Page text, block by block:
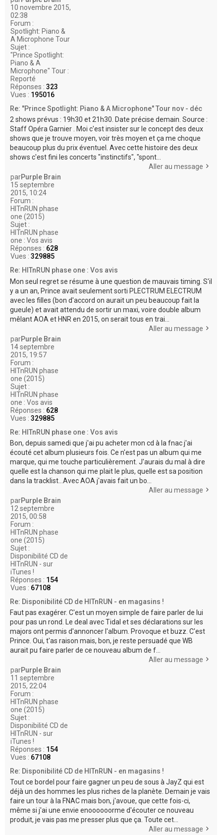
10 novembre 2015,
02:38
Forum :
Spotlight: Piano &
A Microphone Tour
Sujet :
"Prince Spotlight:
Piano & A
Microphone" Tour :
Reporté
Réponses : 323
Vues : 195016
Re: "Prince Spotlight: Piano & A Microphone" Tour nov - déc
2 shows prévus : 19h30 et 21h30. Date précise demain. Source :
Staff Opéra Garnier . Moi c'est insister sur le concept des deux
shows que je trouve moyen, voir très moyen et ça me choque
beaucoup plus du prix éventuel. Avec cette histoire des deux
shows c'est fini les concerts "instinctifs", "spont...
Aller au message
parPurple Brain
15 septembre
2015, 10:24
Forum :
HITnRUN phase
one (2015)
Sujet :
HITnRUN phase
one : Vos avis
Réponses : 628
Vues : 329885
Re: HITnRUN phase one : Vos avis
Mon seul regret se résume à une question de mauvais timing. S'il
y a un an, Prince avait seulement sorti PLECTRUM ELECTRUM
avec les filles (bon d'accord on aurait un peu beaucoup fait la
gueule) et avait attendu de sortir un maxi, voire double album
mêlant AOA et HNR en 2015, on serait tous en trai...
Aller au message
parPurple Brain
14 septembre
2015, 19:57
Forum :
HITnRUN phase
one (2015)
Sujet :
HITnRUN phase
one : Vos avis
Réponses : 628
Vues : 329885
Re: HITnRUN phase one : Vos avis
Bon, depuis samedi que j'ai pu acheter mon cd à la fnac j'ai
écouté cet album plusieurs fois. Ce n'est pas un album qui me
marque, qui me touche particulièrement. J'aurais du mal à dire
quelle est la chanson qui me plait le plus, quelle est sa position
dans la tracklist...Avec AOA j'avais fait un bo...
Aller au message
parPurple Brain
12 septembre
2015, 00:58
Forum :
HITnRUN phase
one (2015)
Sujet :
Disponibilité CD de
HITnRUN - sur
iTunes !
Réponses : 154
Vues : 67108
Re: Disponibilité CD de HITnRUN - en magasins !
Faut pas exagérer. C'est un moyen simple de faire parler de lui
pour pas un rond. Le deal avec Tidal et ses déclarations sur les
majors ont permis d'annoncer l'album. Provoque et buzz. C'est
Prince. Oui, t'as raison mais, bon, je reste persuadé que WB
aurait pu faire parler de ce nouveau album de f...
Aller au message
parPurple Brain
11 septembre
2015, 22:04
Forum :
HITnRUN phase
one (2015)
Sujet :
Disponibilité CD de
HITnRUN - sur
iTunes !
Réponses : 154
Vues : 67108
Re: Disponibilité CD de HITnRUN - en magasins !
Tout ce bordel pour faire gagner un peu de sous à JayZ qui est
déjà un des hommes les plus riches de la planète. Demain je vais
faire un tour à la FNAC mais bon, j'avoue, que cette fois-ci,
même si j'ai une envie enoooooorme d'écouter ce nouveau
produit, je vais pas me presser plus que ça. Toute cet...
Aller au message